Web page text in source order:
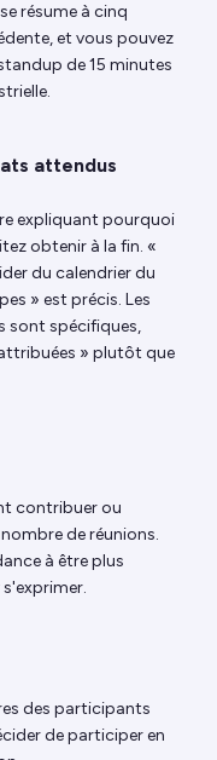
résume à cinq
et vous pouvez
de 15 minutes
attendus
expliquant pourquoi
obtenir à la fin. «
du calendrier du
» est précis. Les
sont spécifiques,
» plutôt que
contribuer ou
de réunions.
à être plus
des participants
de participer en